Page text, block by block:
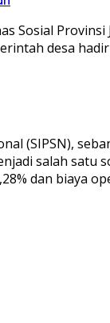
Sosial Provinsi
desa
(SIPSN),
salah satu
dan biaya